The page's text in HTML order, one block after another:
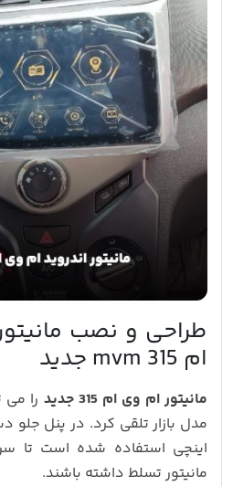
طراحی و نصب
ام mvm 315 جدید
مانیتور ام وی ام 315 جدید
را
اینچی استفاده شده است تا
مانیتور تسلط داشته باشند.